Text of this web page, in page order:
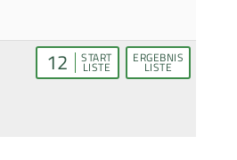
12 START
LISTE
ERGEBNIS
LISTE